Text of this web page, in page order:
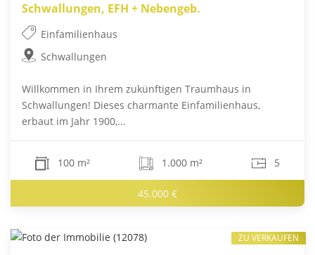
Schwallungen, EFH + Nebengeb.
Einfamilienhaus
Schwallungen
Willkommen in Ihrem zukünftigen Traumhaus in
Schwallungen! Dieses charmante Einfamilienhaus,
erbaut im Jahr 1900,...
100 m² 1.000 m² 5
45.000 €
ZU VERKAUFEN